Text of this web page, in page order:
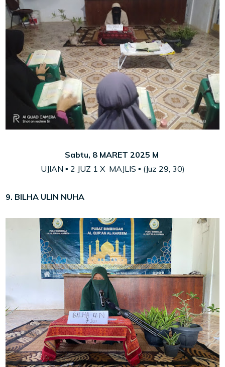
Sabtu, 8 MARET 2025 M
UJIAN ▪ 2 JUZ 1 X MAJLIS ▪ (Juz 29, 30)
9. BILHA ULIN NUHA